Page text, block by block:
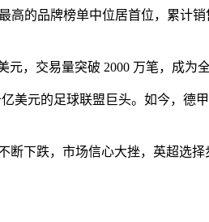
高的品牌榜单中位居首位，累计
，交易量突破 2000 万笔，成为
元的足球联盟巨头。如今，德
下跌，市场信心大挫，英超选择